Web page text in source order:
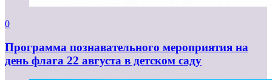
0
Программа познавательного мероприятия на
день флага 22 августа в детском саду